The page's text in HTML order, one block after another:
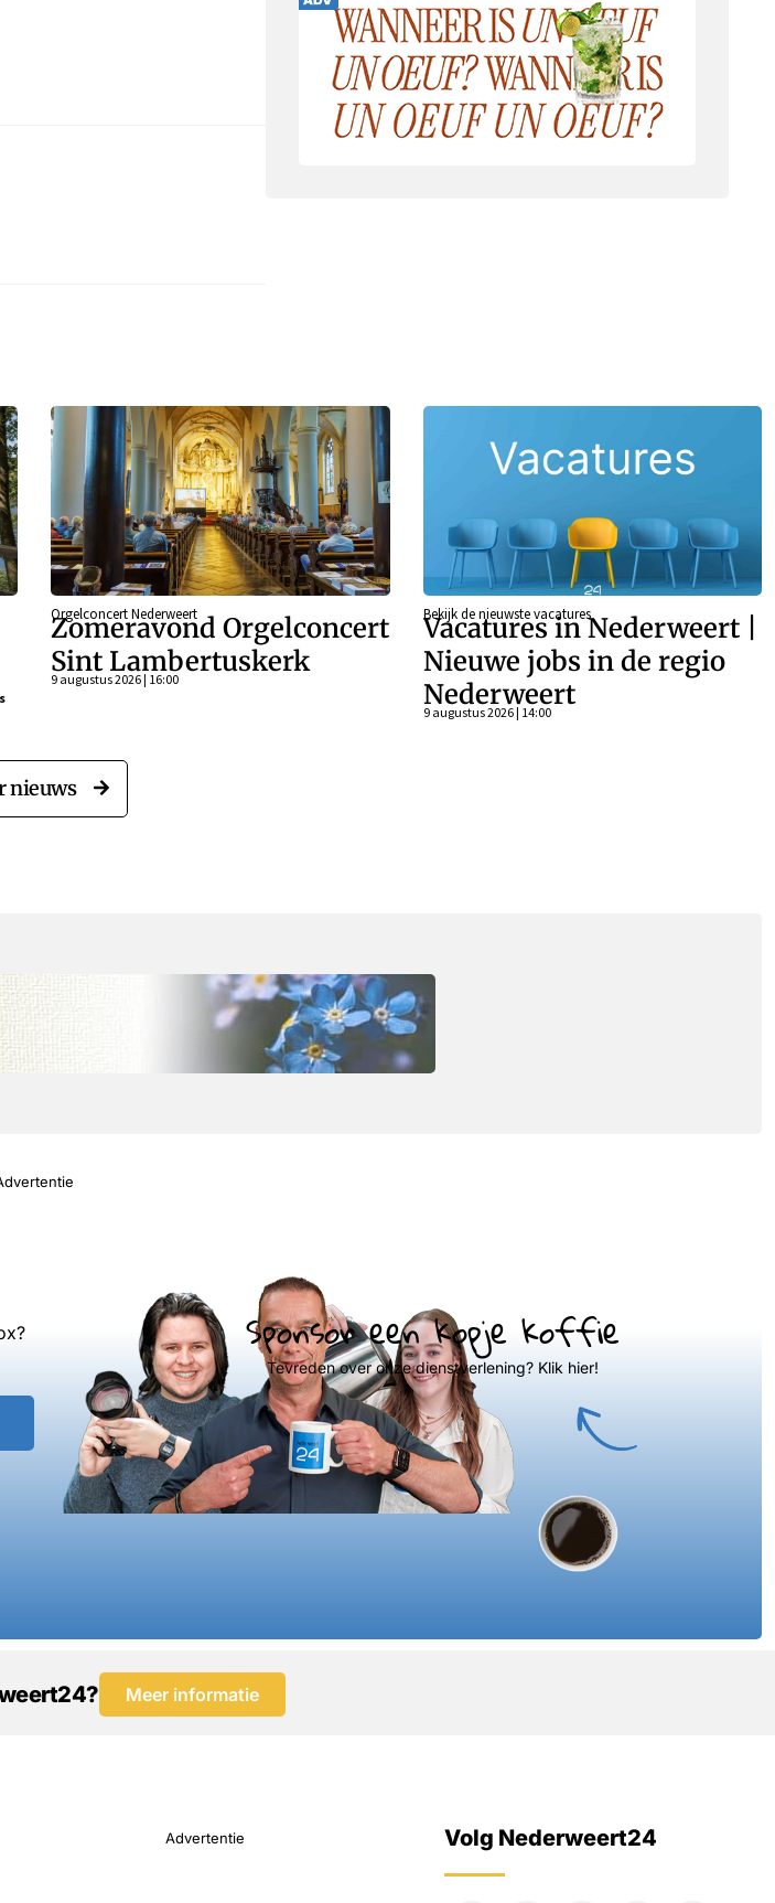
Orgelconcert Nederweert
Zomeravond Orgelconcert
Sint Lambertuskerk
9 augustus 2026 | 16:00
Bekijk de nieuwste vacatures
Vacatures in Nederweert |
Nieuwe jobs in de regio
Nederweert
9 augustus 2026 | 14:00
nieuws
Sponsor een kopje koffie
Tevreden over onze dienstverlening? Klik hier!
Meer informatie
Advertentie Volg Nederweert24